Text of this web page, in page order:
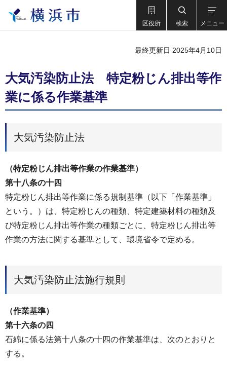
区役所 検索 メニュー
最終更新日 2025年4月10日
大気汚染防止法 特定粉じん排出等作
業に係る作業基準
大気汚染防止法
（特定粉じん排出等作業の作業基準）
第十八条の十四
特定粉じん排出等作業に係る規制基準（以下「作業基準」
という。）は、特定粉じんの種類、特定建築材料の種類及
び特定粉じん排出等作業の種類ごとに、特定粉じん排出等
作業の方法に関する基準として、環境省令で定める。
大気汚染防止法施行規則
（作業基準）
第十六条の四
石綿に係る法第十八条の十四の作業基準は、次のとおりと
する。